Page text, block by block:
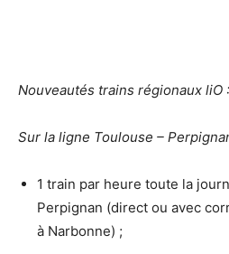
Nouveautés trains régionaux liO :
Sur la ligne Toulouse –
1 train par heure toute la
Perpignan (direct ou avec
à Narbonne) ;